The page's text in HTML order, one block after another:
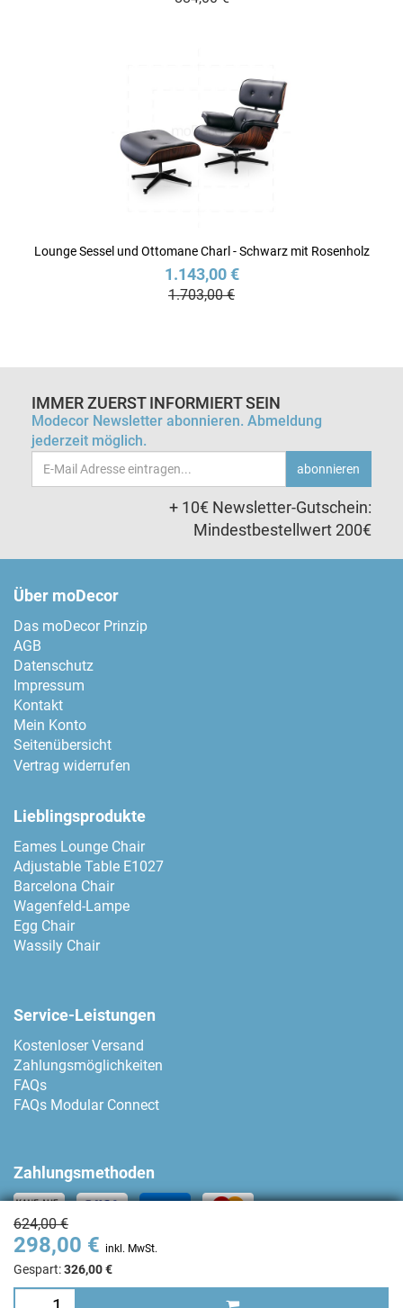
624,00 €
298,00 € inkl. MwSt.
Gespart:326,00 €
Lounge Sessel und Ottomane Charl - Schwarz mit Rosenholz
1.143,00 €
1.703,00 €
IMMER ZUERST INFORMIERT SEIN
Modecor Newsletter abonnieren. Abmeldung
jederzeit möglich.
Email-
Adresse
abonnieren
+ 10€ Newsletter-Gutschein:
Mindestbestellwert 200€
Über moDecor
Das moDecor Prinzip
AGB
Datenschutz
Impressum
Kontakt
Mein Konto
Seitenübersicht
Vertrag widerrufen
Lieblingsprodukte
Eames Lounge Chair
Adjustable Table E1027
Barcelona Chair
Wagenfeld-Lampe
Egg Chair
Wassily Chair
Service-Leistungen
Kostenloser Versand
Zahlungsmöglichkeiten
FAQs
FAQs Modular Connect
Zahlungsmethoden
Kontakt
+34 93 80 04 874